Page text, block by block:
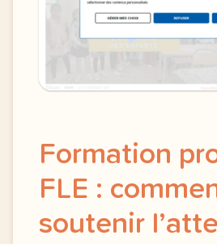
Formation
FLE :
soutenir